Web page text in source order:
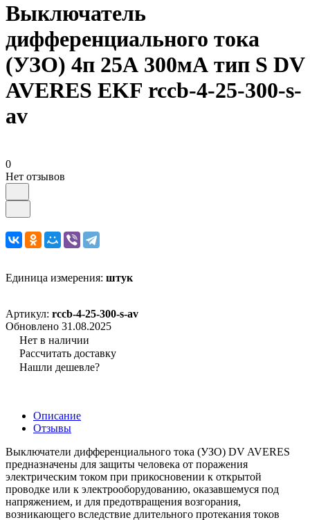
Выключатель
дифференциального тока
(УЗО) 4п 25А 300мА тип S DV
AVERES EKF rccb-4-25-300-s-
av
0
Нет отзывов
Единица измерения: штук
Артикул: rccb-4-25-300-s-av
Обновлено 31.08.2025
Нет в наличии
Рассчитать доставку
Нашли дешевле?
Описание
Отзывы
Выключатели дифференциального тока (УЗО) DV AVERES
предназначены для защиты человека от поражения
электрическим током при прикосновении к открытой
проводке или к электрооборудованию, оказавшемуся под
напряжением, и для предотвращения возгорания,
возникающего вследствие длительного протекания токов